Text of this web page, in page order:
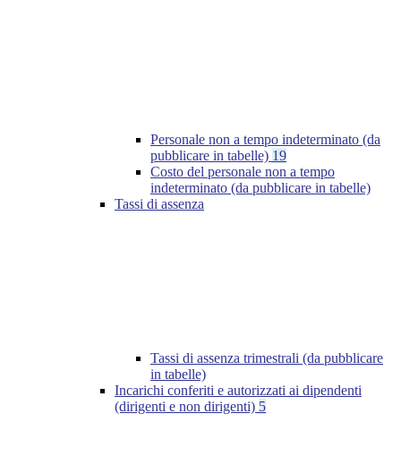
Personale non a tempo indeterminato (da
pubblicare in tabelle) 19
Costo del personale non a tempo
indeterminato (da pubblicare in tabelle)
Tassi di assenza
Tassi di assenza trimestrali (da pubblicare
in tabelle)
Incarichi conferiti e autorizzati ai dipendenti
(dirigenti e non dirigenti) 5